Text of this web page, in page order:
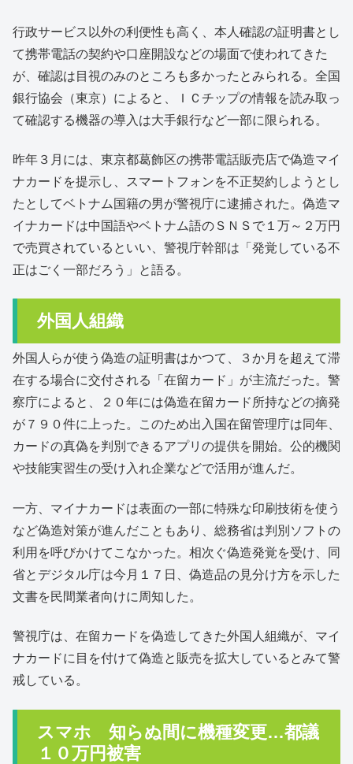
行政サービス以外の利便性も高く、本人確認の証明書とし
て携帯電話の契約や口座開設などの場面で使われてきた
が、確認は目視のみのところも多かったとみられる。全国
銀行協会（東京）によると、ＩＣチップの情報を読み取っ
て確認する機器の導入は大手銀行など一部に限られる。
昨年３月には、東京都葛飾区の携帯電話販売店で偽造マイ
ナカードを提示し、スマートフォンを不正契約しようとし
たとしてベトナム国籍の男が警視庁に逮捕された。偽造マ
イナカードは中国語やベトナム語のＳＮＳで１万～２万円
で売買されているといい、警視庁幹部は「発覚している不
正はごく一部だろう」と語る。
外国人組織
外国人らが使う偽造の証明書はかつて、３か月を超えて滞
在する場合に交付される「在留カード」が主流だった。警
察庁によると、２０年には偽造在留カード所持などの摘発
が７９０件に上った。このため出入国在留管理庁は同年、
カードの真偽を判別できるアプリの提供を開始。公的機関
や技能実習生の受け入れ企業などで活用が進んだ。
一方、マイナカードは表面の一部に特殊な印刷技術を使う
など偽造対策が進んだこともあり、総務省は判別ソフトの
利用を呼びかけてこなかった。相次ぐ偽造発覚を受け、同
省とデジタル庁は今月１７日、偽造品の見分け方を示した
文書を民間業者向けに周知した。
警視庁は、在留カードを偽造してきた外国人組織が、マイ
ナカードに目を付けて偽造と販売を拡大しているとみて警
戒している。
スマホ 知らぬ間に機種変更…都議
１０万円被害